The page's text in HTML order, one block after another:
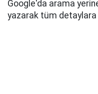
Google'da arama
yazarak tüm